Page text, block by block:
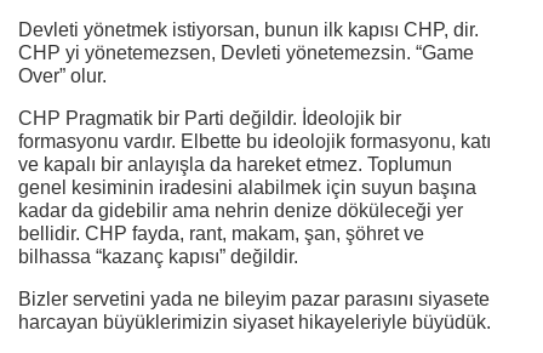
Devleti yönetmek istiyorsan, bunun ilk kapısı CHP, dir.
CHP yi yönetemezsen, Devleti yönetemezsin. “Game
Over” olur.
CHP Pragmatik bir Parti değildir. İdeolojik bir
formasyonu vardır. Elbette bu ideolojik formasyonu, katı
ve kapalı bir anlayışla da hareket etmez. Toplumun
genel kesiminin iradesini alabilmek için suyun başına
kadar da gidebilir ama nehrin denize döküleceği yer
bellidir. CHP fayda, rant, makam, şan, şöhret ve
bilhassa “kazanç kapısı” değildir.
Bizler servetini yada ne bileyim pazar parasını siyasete
harcayan büyüklerimizin siyaset hikayeleriyle büyüdük.